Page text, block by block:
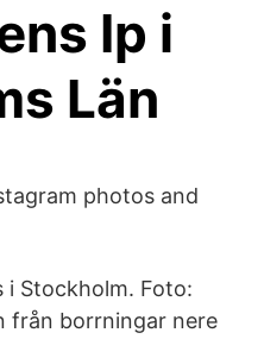
Ip i
Län
photos and
i Stockholm. Foto:
från borrningar nere